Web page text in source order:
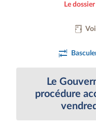
Le
Le
procédure